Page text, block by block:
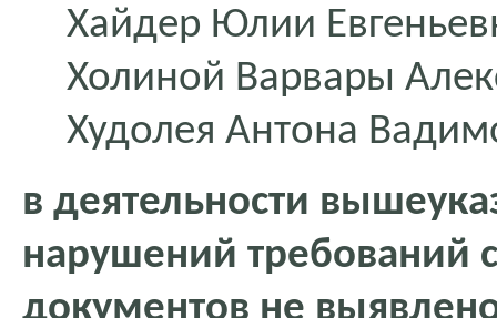
Хайдер Юлии
Холиной Варвары
Худолея Антона
в деятельности
нарушений требований